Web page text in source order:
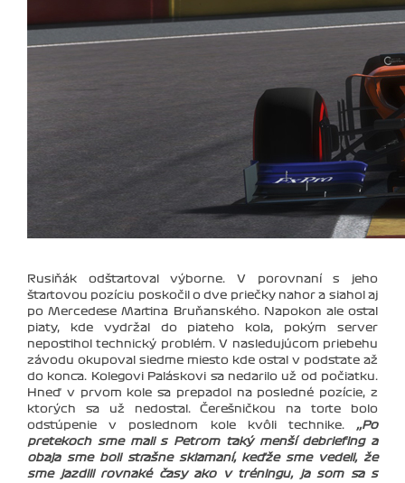
Rusiňák odštartoval výborne. V porovnaní s jeho
štartovou pozíciu poskočil o dve priečky nahor a siahol aj
po Mercedese Martina Bruňanského. Napokon ale ostal
piaty, kde vydržal do piateho kola, pokým server
nepostihol technický problém. V nasledujúcom priebehu
závodu okupoval siedme miesto kde ostal v podstate až
do konca. Kolegovi Paláskovi sa nedarilo už od počiatku.
Hneď v prvom kole sa prepadol na posledné pozície, z
ktorých sa už nedostal. Čerešničkou na torte bolo
odstúpenie v poslednom kole kvôli technike.‚‚Po
pretekoch sme mali s Petrom taký menší debriefing a
obaja sme boli strašne sklamaní, keďže sme vedeli, že
sme jazdili rovnaké časy ako v tréningu, ja som sa s